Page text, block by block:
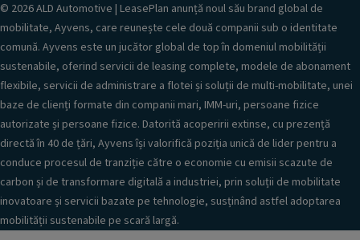
© 2026 ALD Automotive | LeasePlan anunță noul său brand global de
mobilitate, Ayvens, care reunește cele două companii sub o identitate
comună. Ayvens este un jucător global de top în domeniul mobilității
sustenabile, oferind servicii de leasing complete, modele de abonament
flexibile, servicii de administrare a flotei și soluții de multi-mobilitate, unei
baze de clienți formate din companii mari, IMM-uri, persoane fizice
autorizate și persoane fizice. Datorită acoperirii extinse, cu prezență
directă în 40 de țări, Ayvens își valorifică poziția unică de lider pentru a
conduce procesul de tranziție către o economie cu emisii scazute de
carbon și de transformare digitală a industriei, prin soluții de mobilitate
inovatoare și servicii bazate pe tehnologie, susținând astfel adoptarea
mobilității sustenabile pe scară largă.